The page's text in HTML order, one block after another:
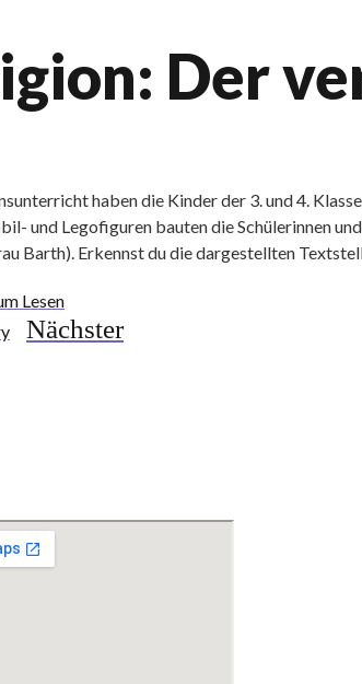
Der
haben die Kinder der 3. und 4.
und Legofiguren bauten die Schülerinnen
Barth). Erkennst du die dargestellten
Lesen
Nächster